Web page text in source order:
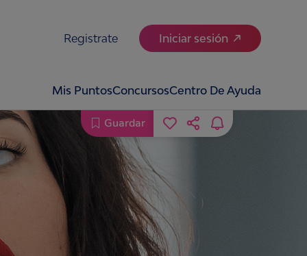
Registrate Iniciar sesión
Mis PuntosConcursosCentro De Ayuda
Guardar